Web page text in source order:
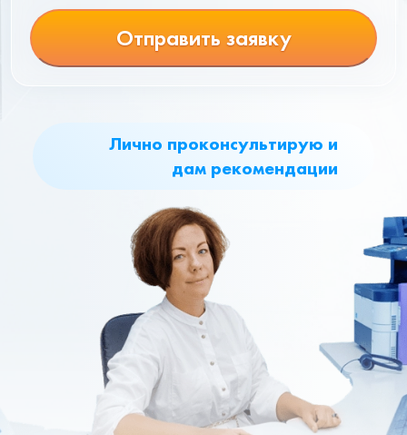
Лично проконсультирую и
дам рекомендации
Отправить заявку